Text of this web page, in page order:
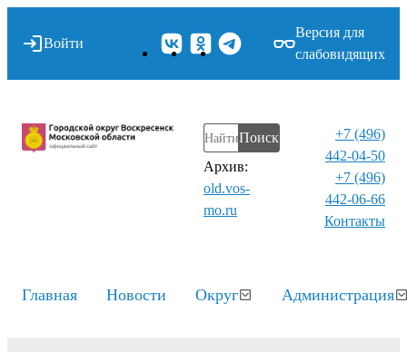
Войти
Версия для
слабовидящих
Поиск
Архив:
old.vos-
mo.ru
+7 (496)
442-04-50
+7 (496)
442-06-66
Контакты⁠
Главная Новости Округ Администрация